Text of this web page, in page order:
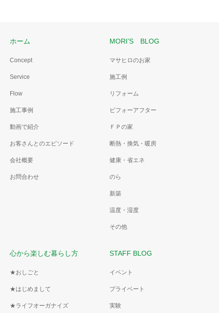
ホーム
Concept
Service
Flow
施工事例
動画で紹介
お客さんとのエピソード
会社概要
お問合わせ
MORI’S BLOG
マサヒロのお家
施工例
リフォーム
ビフォーアフター
ＦＰの家
断熱・換気・暖房
健康・省エネ
のら
新築
温度・湿度
その他
心から楽しむ暮らし方
★おしごと
★はじめまして
★ライフオーガナイズ
STAFF BLOG
イベント
プライベート
実験